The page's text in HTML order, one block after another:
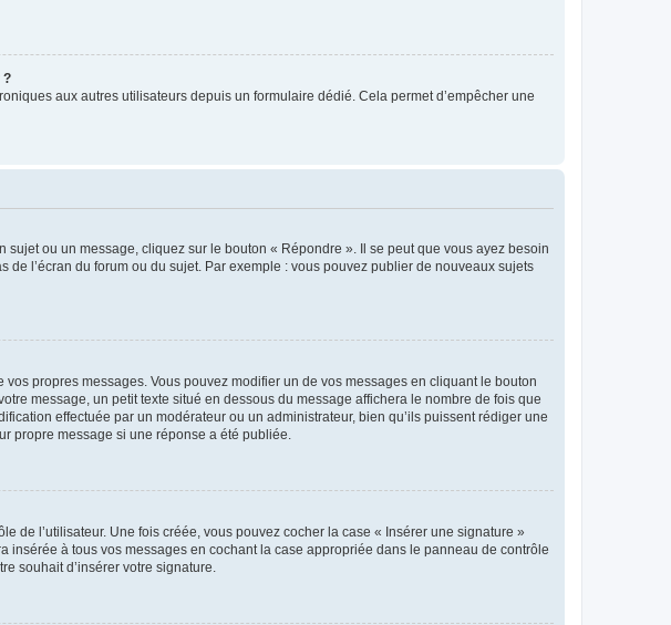
?
aux autres utilisateurs depuis un formulaire dédié. Cela permet d’empêcher une
ou un message, cliquez sur le bouton « Répondre ». Il se peut que vous ayez besoin
l’écran du forum ou du sujet. Par exemple : vous pouvez publier de nouveaux sujets
propres messages. Vous pouvez modifier un de vos messages en cliquant le bouton
message, un petit texte situé en dessous du message affichera le nombre de fois que
effectuée par un modérateur ou un administrateur, bien qu’ils puissent rédiger une
propre message si une réponse a été publiée.
de l’utilisateur. Une fois créée, vous pouvez cocher la case « Insérer une signature »
à tous vos messages en cochant la case appropriée dans le panneau de contrôle
souhait d’insérer votre signature.